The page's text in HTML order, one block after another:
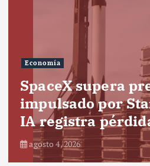
Economía
SpaceX supera
impulsado por
IA registra
agosto 4, 2026